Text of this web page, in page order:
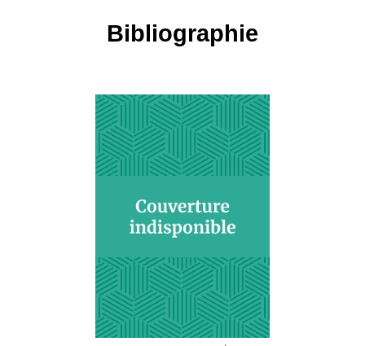
Bibliographie